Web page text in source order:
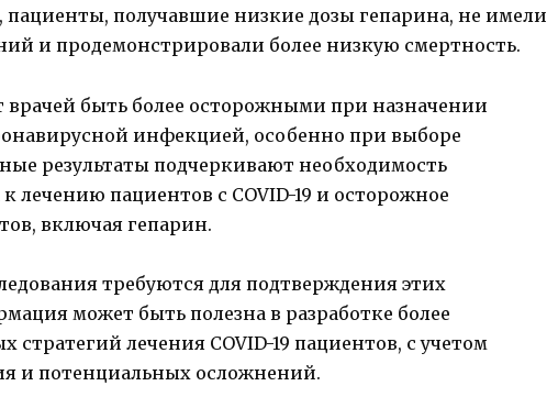
пациенты, получавшие низкие дозы гепарина, не имели
и продемонстрировали более низкую смертность.
врачей быть более осторожными при назначении
инфекцией, особенно при выборе
результаты подчеркивают необходимость
лечению пациентов с COVID-19 и осторожное
включая гепарин.
требуются для подтверждения этих
может быть полезна в разработке более
лечения COVID-19 пациентов, с учетом
и потенциальных осложнений.